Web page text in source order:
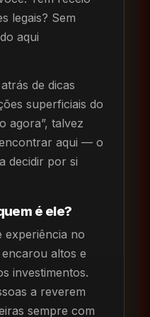
legais? Sem
aqui
de dicas
superficiais do
agora”, talvez
aqui — o
decidir por si
é ele?
experiência no
altos e
investimentos.
a reverem
sempre com